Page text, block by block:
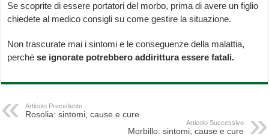
Se scoprite di essere portatori del morbo, prima di avere un figlio
chiedete al medico consigli su come gestire la situazione.
Non trascurate mai i sintomi e le conseguenze della malattia,
perchése ignorate potrebbero addirittura essere fatali.
Articolo Precedente
Rosolia: sintomi, cause e cure
Articolo Successivo
Morbillo: sintomi, cause e cure